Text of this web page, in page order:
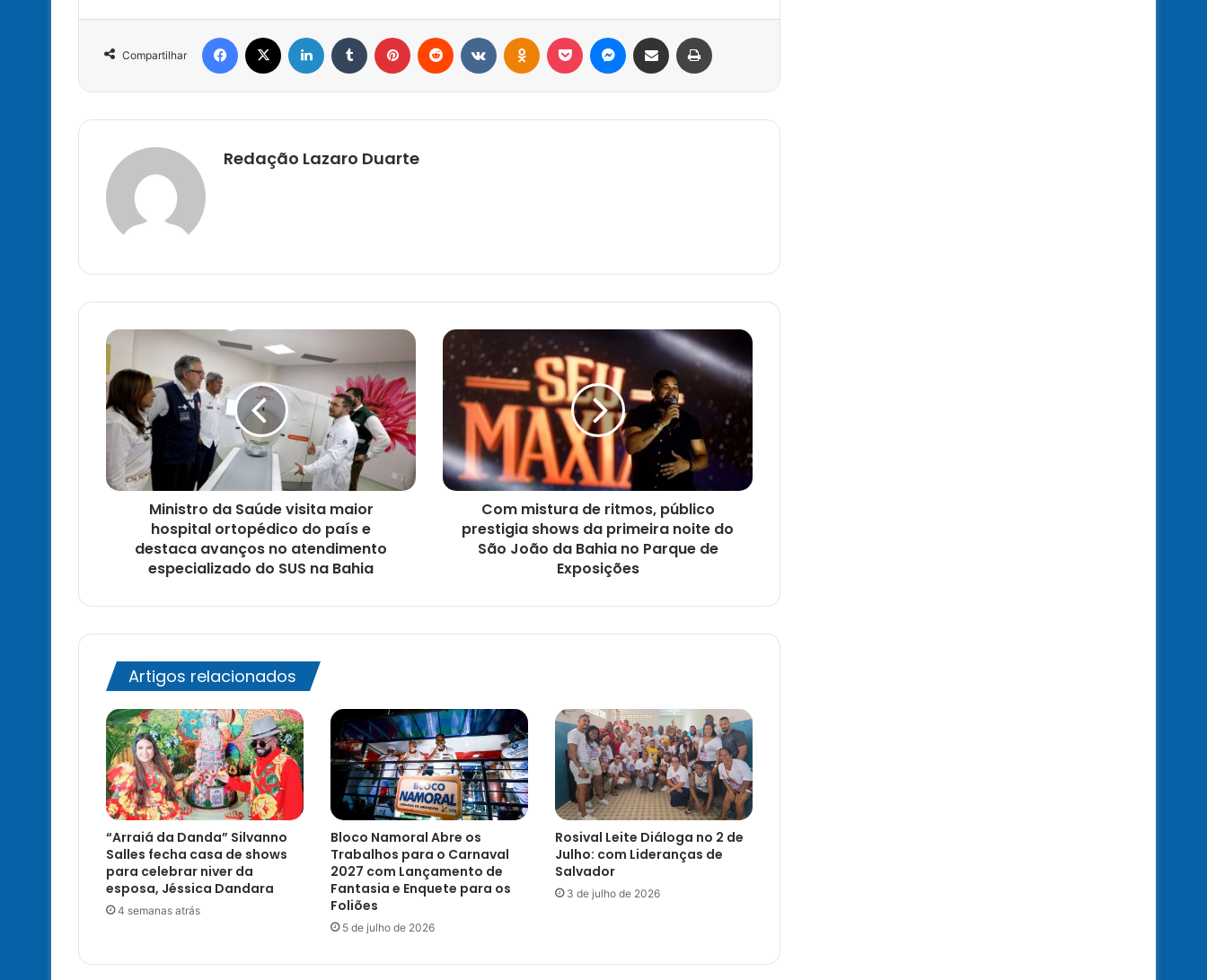
Compartilhar
Facebook Linkedin Tumblr Pinterest Reddit Pocket Messenger
Compartilhar via e-mail
Redação Lazaro Duarte
Ministro
Saúde
visita
maior
hospital
ortopédico
país
avanços
SUS
Bahia
Ministro da Saúde visita maior
hospital ortopédico do país e
destaca avanços no atendimento
especializado do SUS na Bahia
Com
mistura
ritmos,
público
prestigia
shows
da
primeira
Parque
Com mistura de ritmos, público
prestigia shows da primeira noite do
São João da Bahia no Parque de
Exposições
Artigos relacionados
“Arraiá da Danda” Silvanno
Salles fecha casa de shows
para celebrar niver da
esposa, Jéssica Dandara
4 semanas atrás
Bloco Namoral Abre os
Trabalhos para o Carnaval
2027 com Lançamento de
Fantasia e Enquete para os
Foliões
5 de julho de 2026
Rosival Leite Diáloga no 2 de
Julho: com Lideranças de
Salvador
3 de julho de 2026